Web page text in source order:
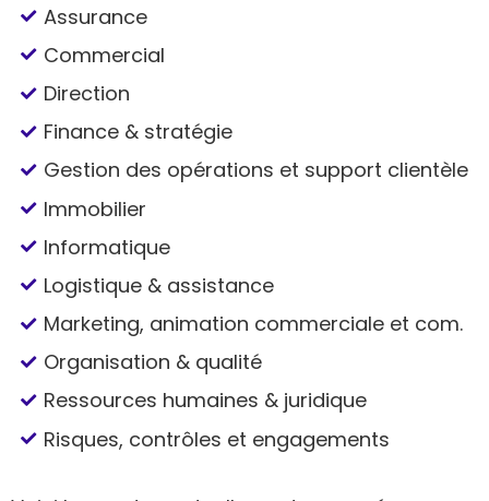
Assurance
Commercial
Direction
Finance & stratégie
Gestion des opérations et support clientèle
Immobilier
Informatique
Logistique & assistance
Marketing, animation commerciale et com.
Organisation & qualité
Ressources humaines & juridique
Risques, contrôles et engagements